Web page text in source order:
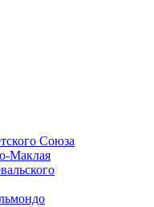
Союза
Маклая